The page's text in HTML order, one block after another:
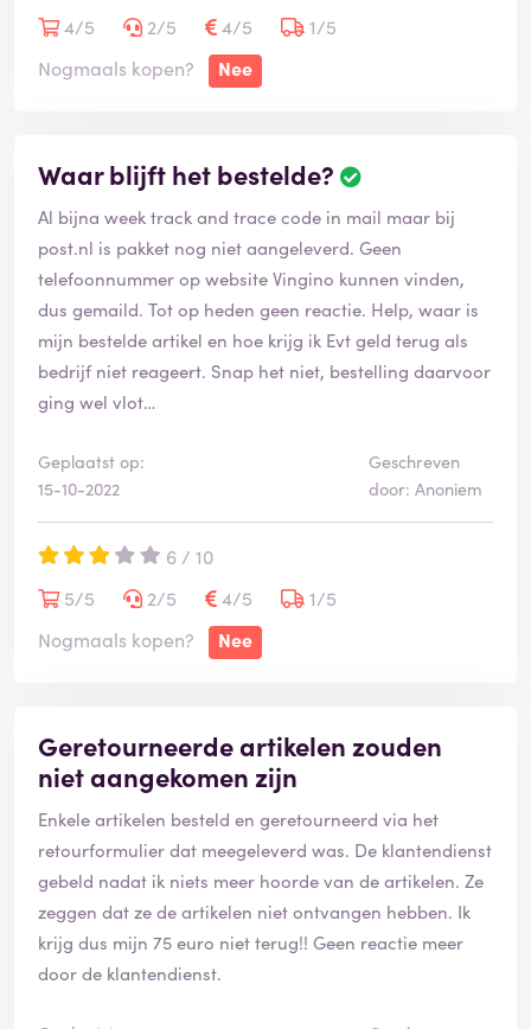
4/5
2/5 4/5
1/5
Nogmaals kopen?
Nee
Waar blijft het bestelde?
Al bijna week track and trace code in mail maar bij
post.nl is pakket nog niet aangeleverd. Geen
telefoonnummer op website Vingino kunnen vinden,
dus gemaild. Tot op heden geen reactie. Help, waar is
mijn bestelde artikel en hoe krijg ik Evt geld terug als
bedrijf niet reageert. Snap het niet, bestelling daarvoor
ging wel vlot…
Geplaatst op:
15-10-2022
Geschreven
door: Anoniem
6 / 10
5/5
2/5 4/5
1/5
Nogmaals kopen?
Nee
Geretourneerde artikelen zouden
niet aangekomen zijn
Enkele artikelen besteld en geretourneerd via het
retourformulier dat meegeleverd was. De klantendienst
gebeld nadat ik niets meer hoorde van de artikelen. Ze
zeggen dat ze de artikelen niet ontvangen hebben. Ik
krijg dus mijn 75 euro niet terug!! Geen reactie meer
door de klantendienst.